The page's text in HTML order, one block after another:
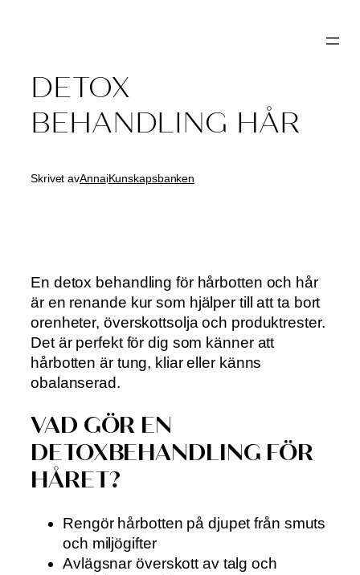
innehåll
DETOX
BEHANDLING HÅR
Skrivet avAnnaiKunskapsbanken
En detox behandling för hårbotten och hår
är en renande kur som hjälper till att ta bort
orenheter, överskottsolja och produktrester.
Det är perfekt för dig som känner att
hårbotten är tung, kliar eller känns
obalanserad.
VAD GÖR EN
DETOXBEHANDLING FÖR
HÅRET?
Rengör hårbotten på djupet från smuts
och miljögifter
Avlägsnar överskott av talg och